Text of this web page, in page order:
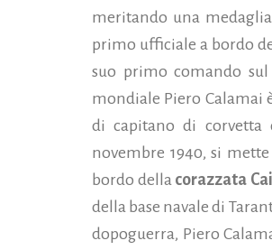
meritando una
primo ufficiale a bordo
suo primo comando sul
mondiale Piero Calamai
di capitano di corvetta
novembre 1940, si
bordo della corazzata
della base navale di
dopoguerra, Piero